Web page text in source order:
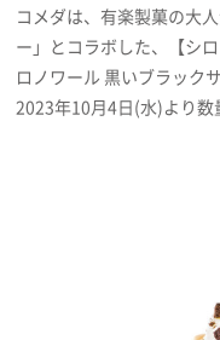
Emo!miuとは？
コメダは、有楽製菓の大
ー」とコラボした、【シ
ロノワール 黒いブラック
2023年10月4日(水)より数